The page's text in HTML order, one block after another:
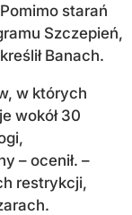
starań
Szczepień,
Banach.
w których
wokół 30
– ocenił. –
restrykcji,